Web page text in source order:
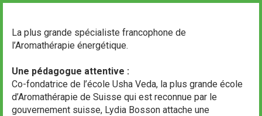
La plus grande spécialiste francophone de
l’Aromathérapie énergétique.
Une pédagogue attentive :
Co-fondatrice de l’école Usha Veda, la plus grande école
d’Aromathérapie de Suisse qui est reconnue par le
gouvernement suisse, Lydia Bosson attache une